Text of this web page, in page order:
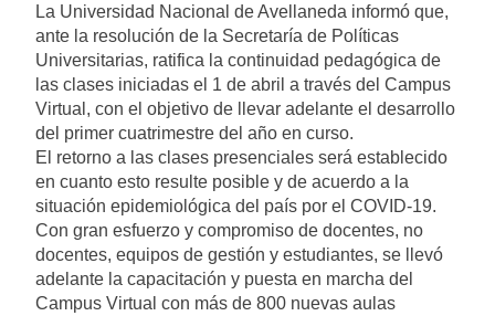
La Universidad Nacional de Avellaneda informó que,
ante la resolución de la Secretaría de Políticas
Universitarias, ratifica la continuidad pedagógica de
las clases iniciadas el 1 de abril a través del Campus
Virtual, con el objetivo de llevar adelante el desarrollo
del primer cuatrimestre del año en curso.
El retorno a las clases presenciales será establecido
en cuanto esto resulte posible y de acuerdo a la
situación epidemiológica del país por el COVID-19.
Con gran esfuerzo y compromiso de docentes, no
docentes, equipos de gestión y estudiantes, se llevó
adelante la capacitación y puesta en marcha del
Campus Virtual con más de 800 nuevas aulas